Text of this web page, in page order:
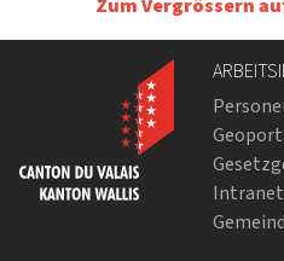
Zum Vergrössern
Intranet